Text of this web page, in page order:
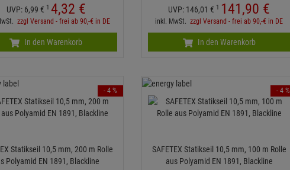
UVP: 6,99 € 1 4,32 €
zzgl Versand - frei ab 90,-€ in DE
In den Warenkorb
UVP: 146,01 € 1 141,90 €
inkl. MwSt.zzgl Versand - frei ab 90,-€ in DE
In den Warenkorb
Statikseil 10,5 mm, 200 m Rolle
Polyamid EN 1891, Blackline
- 4 %
SAFETEX Statikseil 10,5 mm, 100 m Rolle
aus Polyamid EN 1891, Blackline
- 4 %